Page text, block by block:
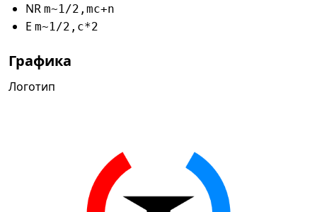
NR m~1/2,mc+n
E m~1/2,c*2
Графика
Логотип